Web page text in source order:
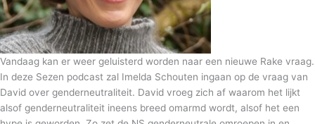
Vandaag kan er weer geluisterd worden naar een nieuwe Rake vraag.
In deze Sezen podcast zal Imelda Schouten ingaan op de vraag van
David over genderneutraliteit. David vroeg zich af waarom het lijkt
alsof genderneutraliteit ineens breed omarmd wordt, alsof het een